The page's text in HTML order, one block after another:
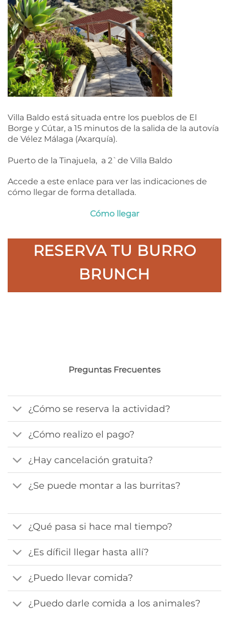
Villa Baldo está situada entre los pueblos de El
Borge y Cútar, a 15 minutos de la salida de la autovía
de Vélez Málaga (Axarquía).
Puerto de la Tinajuela, a 2`de Villa Baldo
Accede a este enlace para ver las indicaciones de
cómo llegar de forma detallada.
Cómo llegar
RESERVA TU BURRO
BRUNCH
Preguntas Frecuentes
¿Cómo se reserva la actividad?
¿Cómo realizo el pago?
¿Hay cancelación gratuita?
¿Se puede montar a las burritas?
¿Qué pasa si hace mal tiempo?
¿Es díficil llegar hasta allí?
¿Puedo llevar comida?
¿Puedo darle comida a los animales?